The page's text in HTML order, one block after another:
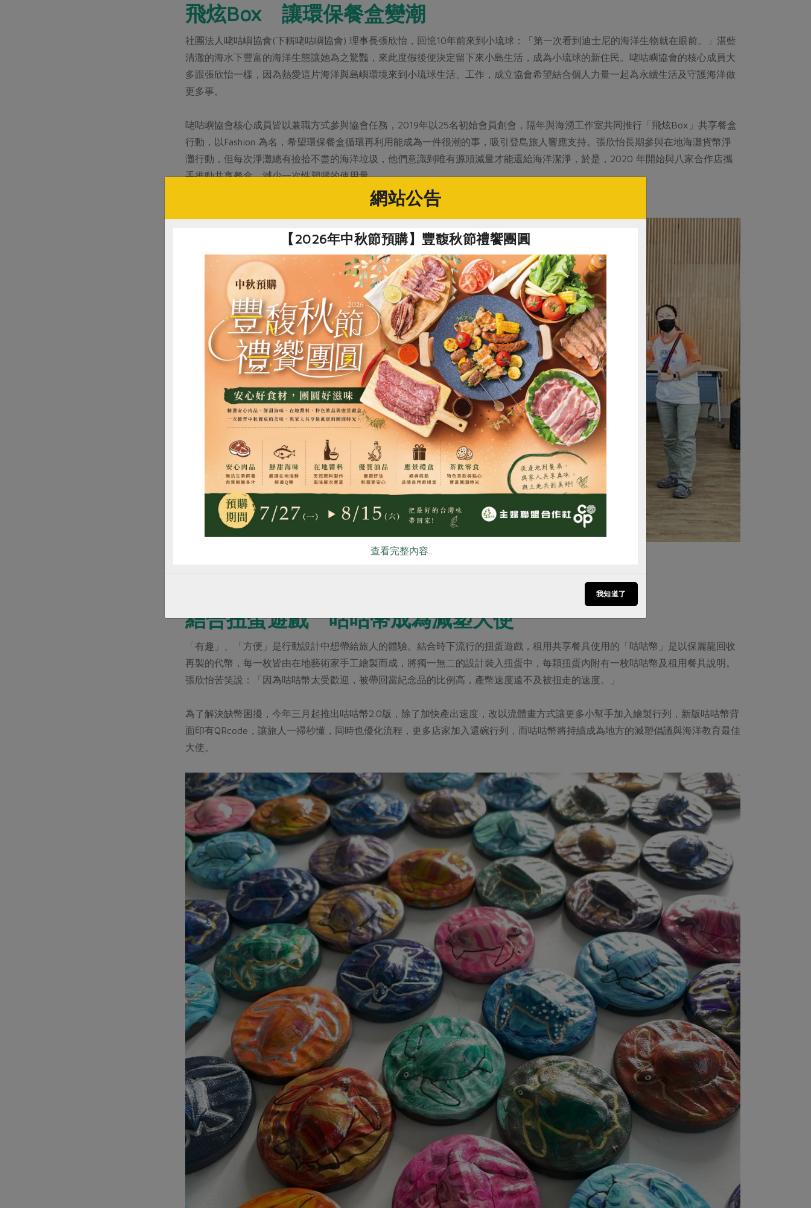
飛炫Box 讓環保餐盒變潮
社團法人咾咕嶼協會(下稱咾咕嶼協會) 理事長張欣怡，回憶10年前來到小琉球：「第一次看到迪士尼的海洋生物就在眼前。」湛藍
清澈的海水下豐富的海洋生態讓她為之驚豔，來此度假後便決定留下來小島生活，成為小琉球的新住民。咾咕嶼協會的核心成員大
多跟張欣怡一樣，因為熱愛這片海洋與島嶼環境來到小琉球生活、工作，成立協會希望結合個人力量一起為永續生活及守護海洋做
更多事。
咾咕嶼協會核心成員皆以兼職方式參與協會任務，2019年以25名初始會員創會，隔年與海湧工作室共同推行「飛炫Box」共享餐盒
行動，以Fashion 為名，希望環保餐盒循環再利用能成為一件很潮的事，吸引登島旅人響應支持。張欣怡長期參與在地海灘貨幣淨
灘行動，但每次淨灘總有撿拾不盡的海洋垃圾，他們意識到唯有源頭減量才能還給海洋潔淨，於是，2020 年開始與八家合作店攜
手推動共享餐盒，減少一次性塑膠的使用量。
連續四年咾咕嶼協會走出小琉球，到全台小學推廣海洋小學堂。
結合扭蛋遊戲 咕咕幣成為減塑大使
「有趣」、「方便」是行動設計中想帶給旅人的體驗。結合時下流行的扭蛋遊戲，租用共享餐具使用的「咕咕幣」是以保麗龍回收
再製的代幣，每一枚皆由在地藝術家手工繪製而成，將獨一無二的設計裝入扭蛋中，每顆扭蛋內附有一枚咕咕幣及租用餐具說明。
張欣怡苦笑說：「因為咕咕幣太受歡迎，被帶回當紀念品的比例高，產幣速度遠不及被扭走的速度。」
為了解決缺幣困擾，今年三月起推出咕咕幣2.0版，除了加快產出速度，改以流體畫方式讓更多小幫手加入繪製行列，新版咕咕幣背
面印有QRcode，讓旅人一掃秒懂，同時也優化流程，更多店家加入還碗行列，而咕咕幣將持續成為地方的減塑倡議與海洋教育最佳
大使。
惜食 RPET 食譜 減硝酸鹽 雞蛋 食安 共同購買
網站公告
【2026年中秋節預購】豐馥秋節禮饗團圓
查看完整內容..
我知道了